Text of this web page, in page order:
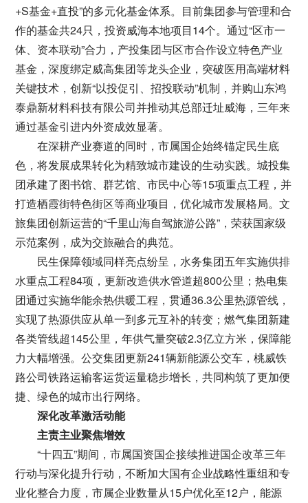
+S基金+直投”的多元化基金体系。目前集团参与管理和合
作的基金共24只，投资威海本地项目14个。通过“区市一
体、资本联动”合力，产投集团与区市合作设立特色产业
基金，深度绑定威高集团等龙头企业，突破医用高端材料
关键技术，创新“以投促引、招投联动”机制，并购山东鸿
泰鼎新材料科技有限公司并推动其总部迁址威海，三年来
通过基金引进内外资成效显著。
在深耕产业赛道的同时，市属国企始终锚定民生底
色，将发展成果转化为精致城市建设的生动实践。城投集
团承建了图书馆、群艺馆、市民中心等15项重点工程，并
打造栖霞街特色街区等商业项目，优化城市发展格局。文
旅集团创新运营的“千里山海自驾旅游公路”，荣获国家级
示范案例，成为交旅融合的典范。
民生保障领域同样亮点纷呈，水务集团五年实施供排
水重点工程84项，更新改造供水管道超800公里；热电集
团通过实施华能余热供暖工程，贯通36.3公里热源管线，
实现了热源供应从单一到多元互补的转变；燃气集团新建
各类管线超145公里，年供气量突破2.3亿立方米，保障能
力大幅增强。公交集团更新241辆新能源公交车，桃威铁
路公司铁路运输客运货运量稳步增长，共同构筑了更加便
捷、绿色的城市出行网络。
深化改革激活动能
主责主业聚焦增效
“十四五”期间，市属国资国企接续推进国企改革三年
行动与深化提升行动，不断加大国有企业战略性重组和专
业化整合力度，市属企业数量从15户优化至12户，能源